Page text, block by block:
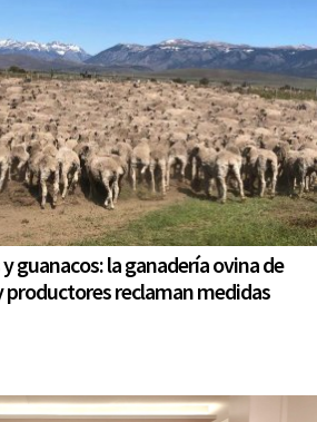
guanacos: la ganadería ovina de
productores reclaman medidas